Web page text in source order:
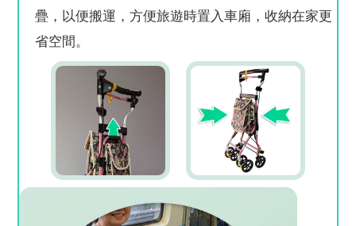
疊，以便搬運，方便旅遊時置入車廂，收納在家更
省空間。